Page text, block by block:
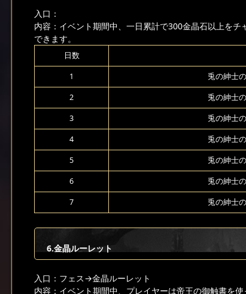
入口：
内容：イベント期間中、一日累計で300金晶石以上を
できます。
日数
1 兎の紳士
2 兎の紳士
3 兎の紳士
4 兎の紳士
5 兎の紳士
6 兎の紳士
7 兎の紳士
6.金晶ルーレット
入口：フェス→金晶ルーレット
内容：イベント期間中、プレイヤーは帝王の御触書を